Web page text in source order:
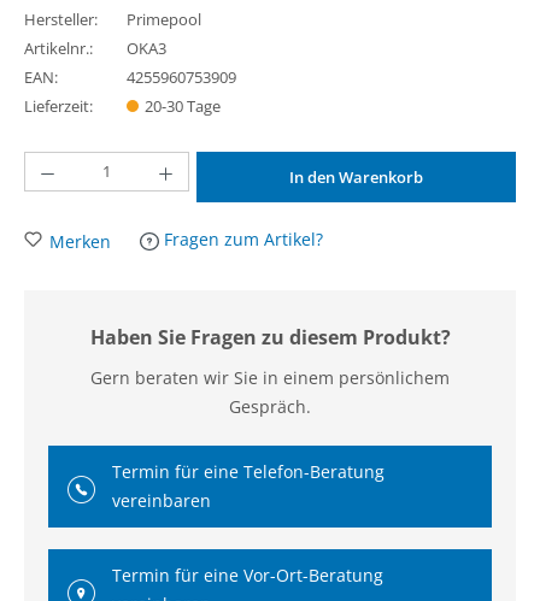
Hersteller:
Primepool
Artikelnr.:
OKA3
EAN:
4255960753909
Lieferzeit:
20-30 Tage
Produkt Anzahl: Gib den gewünschten Wert ein oder benutze die Schaltflächen
In den Warenkorb
Merken Fragen zum Artikel?
Haben Sie Fragen zu diesem Produkt?
Gern beraten wir Sie in einem persönlichem
Gespräch.
Termin für eine Telefon-Beratung
vereinbaren
Termin für eine Vor-Ort-Beratung